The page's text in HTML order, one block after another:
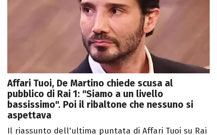
Affari Tuoi, De Martino chiede scusa al
pubblico di Rai 1: "Siamo a un livello
bassissimo". Poi il ribaltone che nessuno si
aspettava
Il riassunto dell'ultima puntata di Affari Tuoi su Rai